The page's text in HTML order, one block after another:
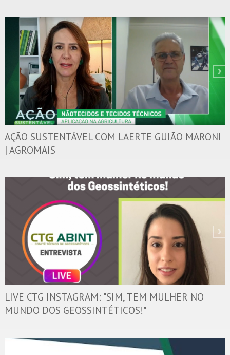
AÇÃO SUSTENTÁVEL COM LAERTE GUIÃO MARONI
| AGROMAIS
LIVE CTG INSTAGRAM: "SIM, TEM MULHER NO
MUNDO DOS GEOSSINTÉTICOS!"